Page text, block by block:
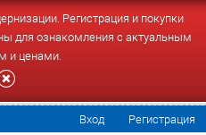
Регистрация и покупки
для ознакомления с актуальным
и ценами.
Вход Регистрация